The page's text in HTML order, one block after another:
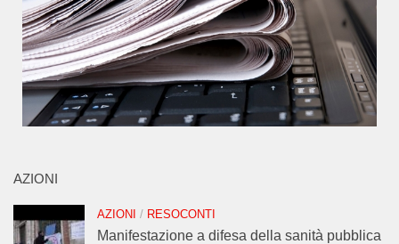
AZIONI
AZIONI / RESOCONTI
Manifestazione a difesa della sanità pubblica